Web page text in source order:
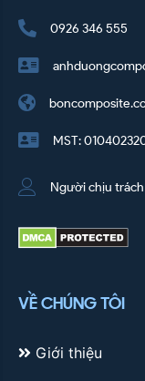
0926 346 555
MST:
Người chịu
VỀ CHÚNG TÔI
Giới thiệu